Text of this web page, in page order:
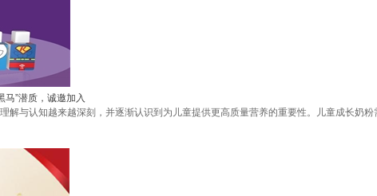
”潜质，诚邀加入
解与认知越来越深刻，并逐渐认识到为儿童提供更高质量营养的重要性。儿童成长奶